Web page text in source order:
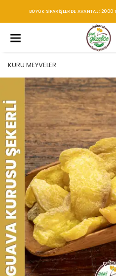
BÜYÜK SIPARIŞLERDE AVANTAJ: 2000
KURU MEYVELER